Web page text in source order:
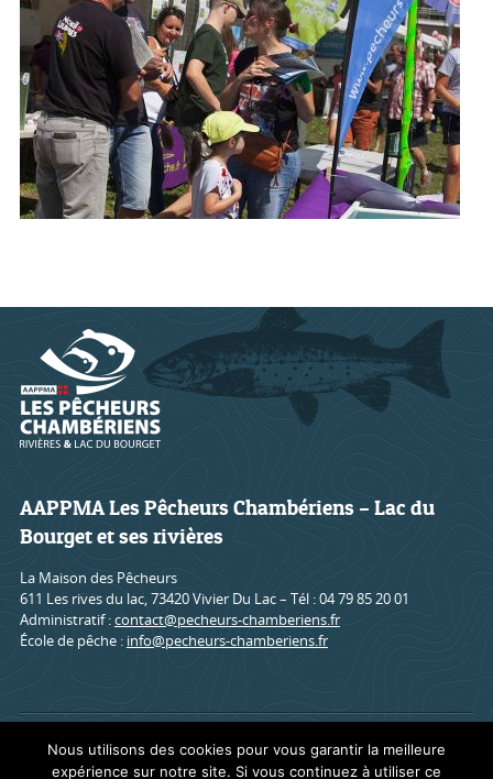
AAPPMA Les Pêcheurs Chambériens – Lac du
Bourget et ses rivières
La Maison des Pêcheurs
611 Les rives du lac, 73420 Vivier Du Lac – Tél : 04 79 85 20 01
Administratif :contact@pecheurs-chamberiens.fr
École de pêche : info@pecheurs-chamberiens.fr
Nous utilisons des cookies pour vous garantir la meilleure
expérience sur notre site. Si vous continuez à utiliser ce